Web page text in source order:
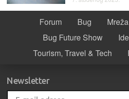
Forum Bug Mreža
Bug Future Show
Tourism, Travel & Tech
Newsletter